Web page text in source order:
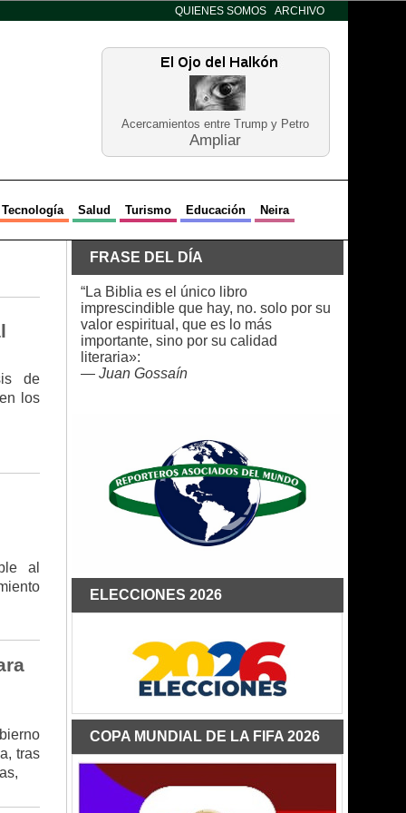
QUIENES SOMOS ARCHIVO
Acercamientos entre Trump y Petro
Ampliar
Tecnología Salud Turismo Educación Neira
de
los
al
tras
FRASE DEL DÍA
“La Biblia es el único libro
imprescindible que hay, no. solo por su
valor espiritual, que es lo más
importante, sino por su calidad
literaria»:
— Juan Gossaín
ELECCIONES 2026
COPA MUNDIAL DE LA FIFA 2026